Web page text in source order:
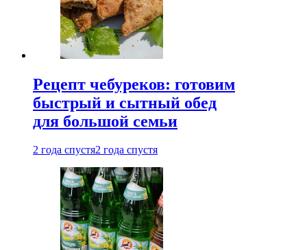
Рецепт чебуреков: готовим
быстрый и сытный обед
для большой семьи
2 года спустя2 года спустя